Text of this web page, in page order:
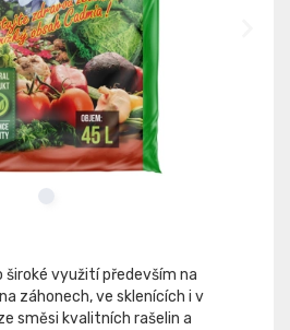
využití především na
záhonech, ve sklenících i v
směsi kvalitních rašelin a